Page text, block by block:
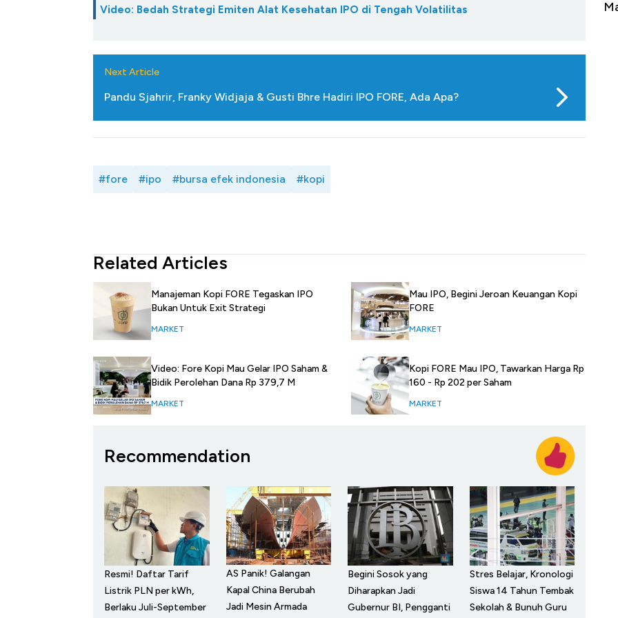
Video: Bedah Strategi Emiten Alat Kesehatan IPO di Tengah Volatilitas
Next Article
Pandu Sjahrir, Franky Widjaja & Gusti Bhre Hadiri IPO FORE, Ada Apa?
#fore #ipo #bursa efek indonesia #kopi
Related Articles
Manajeman Kopi FORE Tegaskan IPO
Bukan Untuk Exit Strategi
MARKET
Video: Fore Kopi Mau Gelar IPO Saham &
Bidik Perolehan Dana Rp 379,7 M
MARKET
Mau IPO, Begini Jeroan Keuangan Kopi
FORE
MARKET
Kopi FORE Mau IPO, Tawarkan Harga Rp
160 - Rp 202 per Saham
MARKET
Recommendation
Resmi! Daftar Tarif
Listrik PLN per kWh,
Berlaku Juli-September
AS Panik! Galangan
Kapal China Berubah
Jadi Mesin Armada
Begini Sosok yang
Diharapkan Jadi
Gubernur BI, Pengganti
Stres Belajar, Kronologi
Siswa 14 Tahun Tembak
Sekolah & Bunuh Guru
Tembaga Terbang ke Zona Berbahaya
Mana yang Cuannya Paling Menyala?